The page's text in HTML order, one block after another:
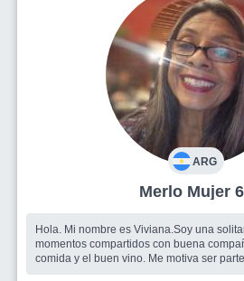
ARG
Merlo Mujer
Hola. Mi nombre es Viviana.Soy una
momentos compartidos con buena
comida y el buen vino. Me motiva ser parte del